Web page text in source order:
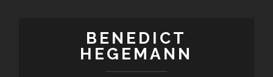
BENEDICT
HEGEMANN